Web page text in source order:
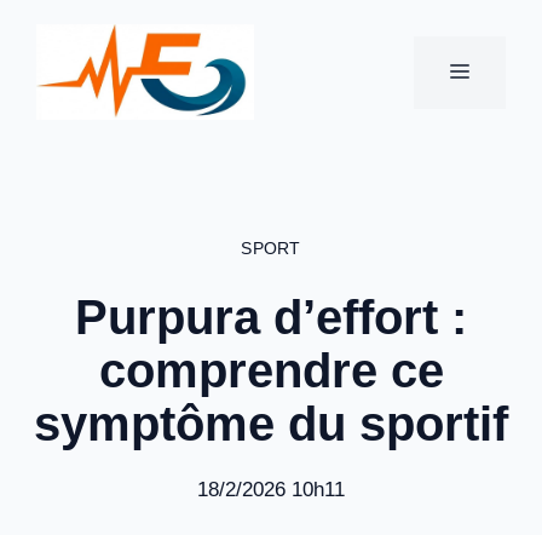
contenu
MENU
SPORT
Purpura d’effort :
comprendre ce
symptôme du sportif
18/2/2026 10h11